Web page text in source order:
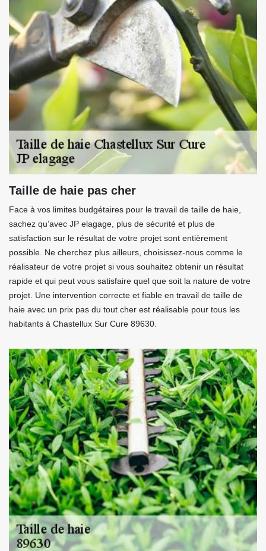
Taille de haie pas cher
Face à vos limites budgétaires pour le travail de taille de haie,
sachez qu’avec JP elagage, plus de sécurité et plus de
satisfaction sur le résultat de votre projet sont entièrement
possible. Ne cherchez plus ailleurs, choisissez-nous comme le
réalisateur de votre projet si vous souhaitez obtenir un résultat
rapide et qui peut vous satisfaire quel que soit la nature de votre
projet. Une intervention correcte et fiable en travail de taille de
haie avec un prix pas du tout cher est réalisable pour tous les
habitants à Chastellux Sur Cure 89630.